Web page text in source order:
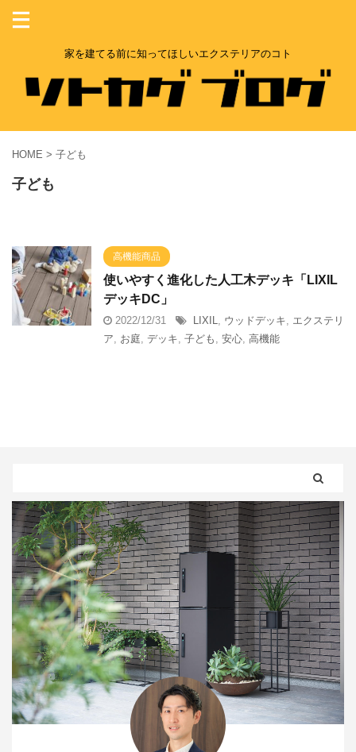
家を建てる前に知ってほしいエクステリアのコト
HOME > 子ども
子ども
高機能商品
使いやすく進化した人工木デッキ「LIXIL
デッキDC」
2022/12/31 LIXIL ウッドデッキ
エクステリ
ア
お庭 デッキ 子ども 安心 高機能